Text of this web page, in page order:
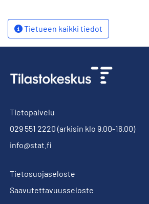
Tietueen kaikki tiedot
Tietopalvelu
029 551 2220 (arkisin klo 9.00-16.00)
info@stat.fi
Tietosuojaseloste
Saavutettavuusseloste